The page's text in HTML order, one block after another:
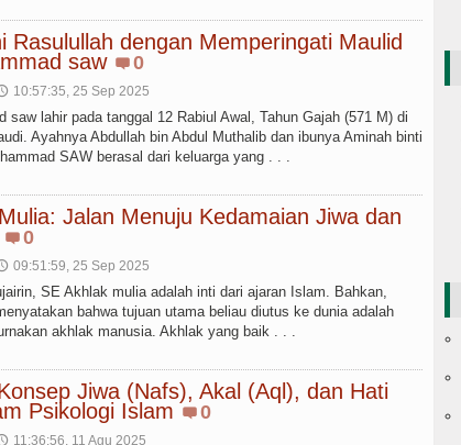
Rasulullah dengan Memperingati Maulid
saw
0
10:57:35, 25 Sep 2025
saw lahir pada tanggal 12 Rabiul Awal, Tahun Gajah (571 M) di
Ayahnya Abdullah bin Abdul Muthalib dan ibunya Aminah binti
SAW berasal dari keluarga yang . . .
Jalan Menuju Kedamaian Jiwa dan
0
09:51:59, 25 Sep 2025
SE Akhlak mulia adalah inti dari ajaran Islam. Bahkan,
bahwa tujuan utama beliau diutus ke dunia adalah
akhlak manusia. Akhlak yang baik . . .
Jiwa (Nafs), Akal (Aql), dan Hati
Psikologi Islam
0
11:36:56, 11 Agu 2025